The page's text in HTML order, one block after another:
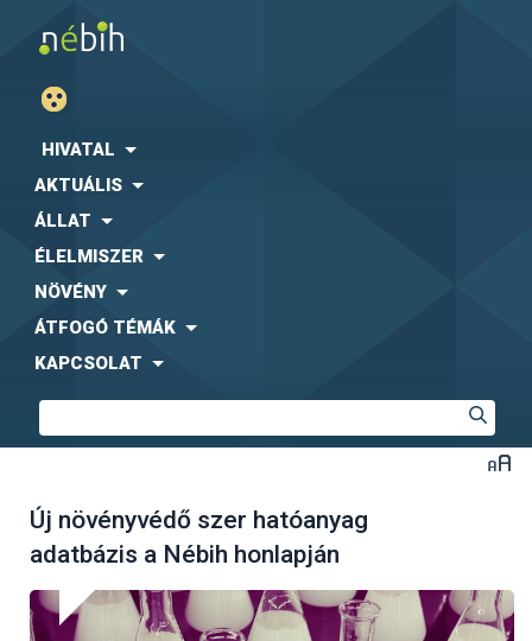
HIVATAL
AKTUÁLIS
ÁLLAT
ÉLELMISZER
NÖVÉNY
ÁTFOGÓ TÉMÁK
KAPCSOLAT
Új növényvédő szer hatóanyag
adatbázis a Nébih honlapján